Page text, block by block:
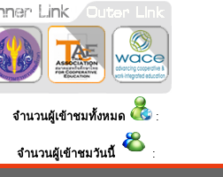
จำนวนผู้เข้าชมทั้งหมด :
จำนวนผู้เข้าชมวันนี้ :